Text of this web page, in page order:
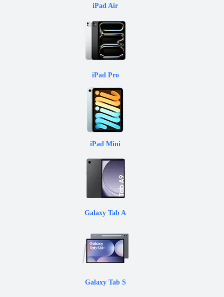
iPad Air
iPad Pro
iPad Mini
Galaxy Tab A
Galaxy Tab S